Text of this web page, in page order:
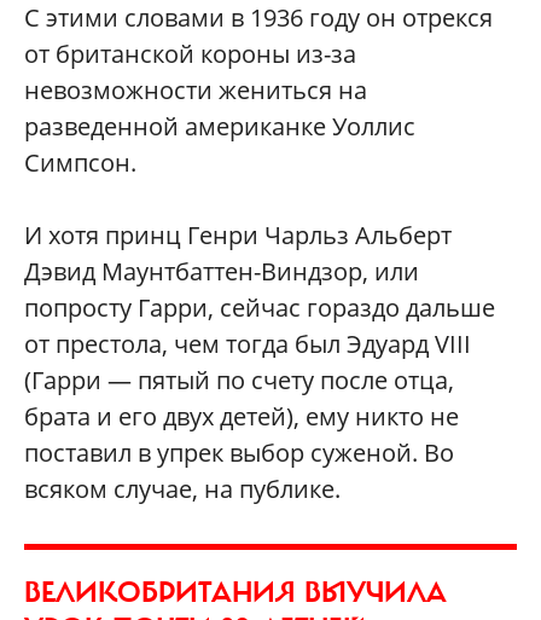
С этими словами в 1936 году он отрекся
от британской короны из-за
невозможности жениться на
разведенной американке Уоллис
Симпсон.
И хотя принц Генри Чарльз Альберт
Дэвид Маунтбаттен-Виндзор, или
попросту Гарри, сейчас гораздо дальше
от престола, чем тогда был Эдуард VIII
(Гарри — пятый по счету после отца,
брата и его двух детей), ему никто не
поставил в упрек выбор суженой. Во
всяком случае, на публике.
ВЕЛИКОБРИТАНИЯ ВЫУЧИЛА